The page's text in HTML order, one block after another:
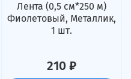
Лента (0,5 см*250 м)
Фиолетовый, Металлик,
1 шт.
210 ₽